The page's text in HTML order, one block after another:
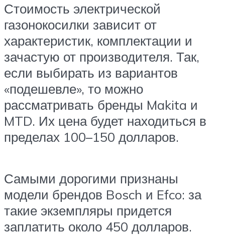
Стоимость электрической
газонокосилки зависит от
характеристик, комплектации и
зачастую от производителя. Так,
если выбирать из вариантов
«подешевле», то можно
рассматривать бренды Makita и
MTD. Их цена будет находиться в
пределах 100–150 долларов.
Самыми дорогими признаны
модели брендов Bosch и Efco: за
такие экземпляры придется
заплатить около 450 долларов.